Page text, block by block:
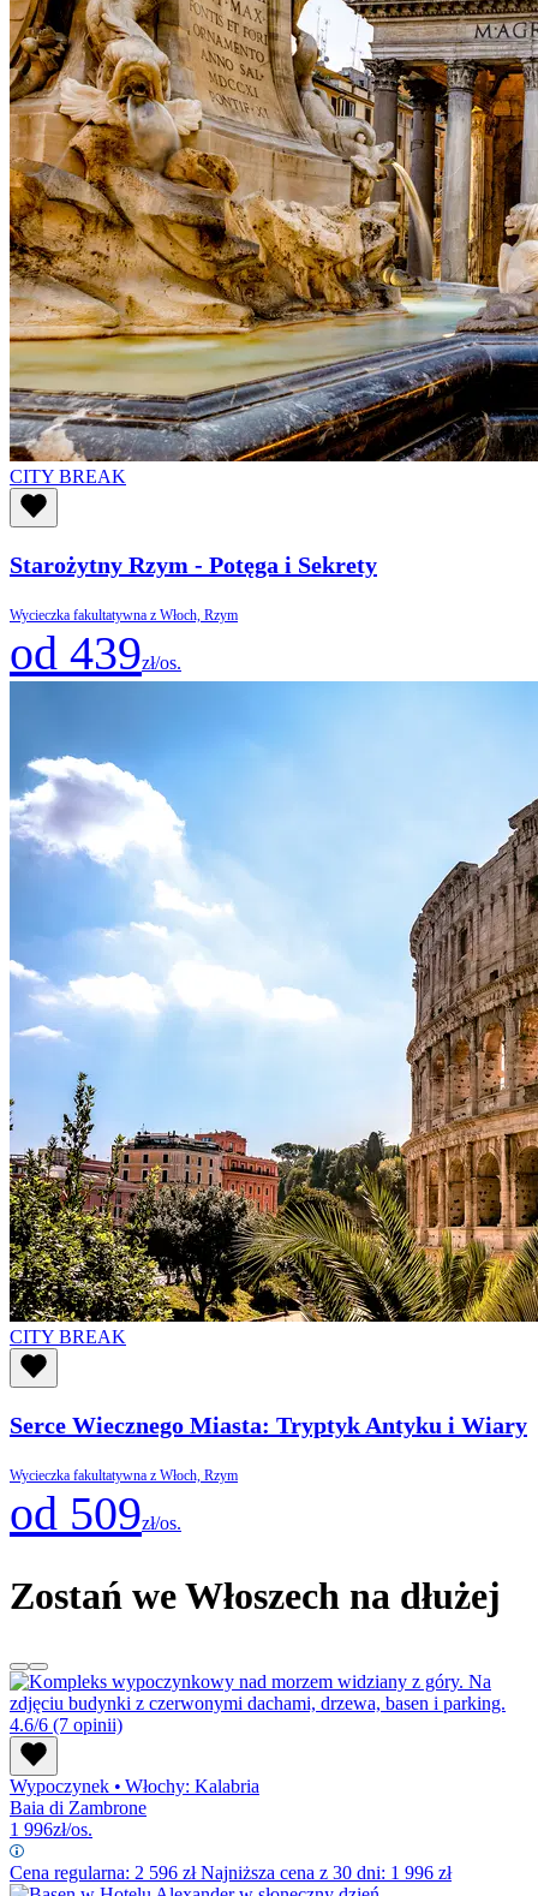
CITY BREAK
Starożytny Rzym - Potęga i Sekrety
Wycieczka fakultatywna z Włoch, Rzym
od 439zł/os.
CITY BREAK
Serce Wiecznego Miasta: Tryptyk Antyku i Wiary
Wycieczka fakultatywna z Włoch, Rzym
od 509zł/os.
Zostań we Włoszech na dłużej
4.6/6 (7 opinii)
Wypoczynek • Włochy: Kalabria
Baia di Zambrone
1 996zł/os.
Cena regularna: 2 596 złNajniższa cena z 30 dni: 1 996 zł